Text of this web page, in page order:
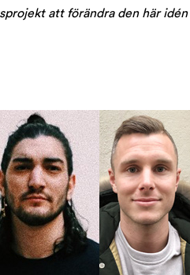
att förändra den här